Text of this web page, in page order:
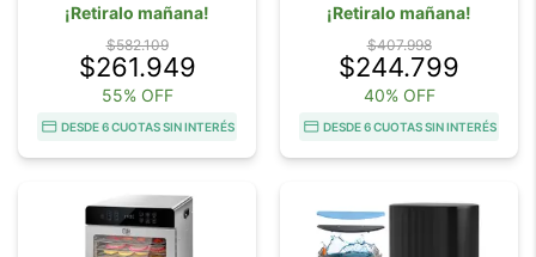
¡Retiralo mañana!
$582.109
$261.949
55% OFF
DESDE 6 CUOTAS SIN INTERÉS
¡Retiralo mañana!
$407.998
$244.799
40% OFF
DESDE 6 CUOTAS SIN INTERÉS